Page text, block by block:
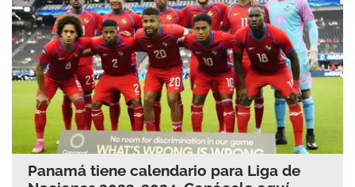
Panamá tiene calendario para Liga de